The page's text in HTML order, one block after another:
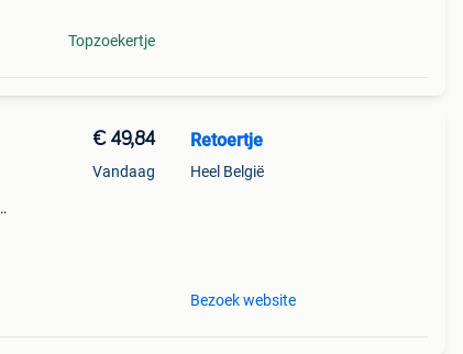
Topzoekertje
€ 49,84
Vandaag
Retoertje
Heel België
Bezoek website